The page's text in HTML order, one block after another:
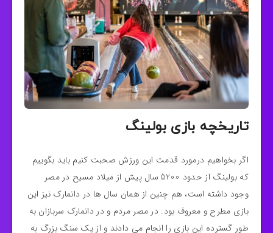
تاریخچه بازی بولینگ
اگر بخواهیم درمورد قدمت این ورزش صحبت کنیم باید بگوییم
که بولینگ از حدود 5200 سال پیش از میلاد مسیح در مصر
وجود داشته است، هم چنین از همان سال ها در دانمارک نیز این
بازی مطرح و معروف بود. در مصر مردم و در دانمارک سربازان به
طور گسترده این بازی را انجام می دادند و از یک سنگ بزرگ به